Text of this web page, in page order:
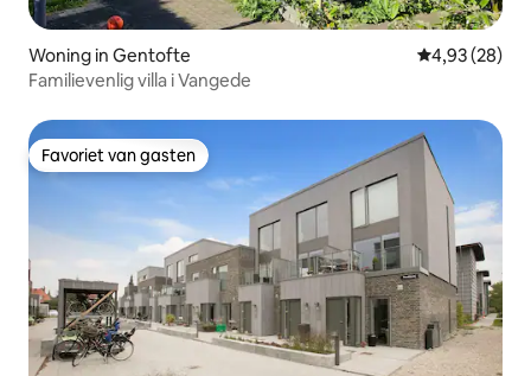
Woning in Gentofte Gemiddelde
4,93 (28)
Familievenlig villa i Vangede
Favoriet van gasten
Favoriet van gasten